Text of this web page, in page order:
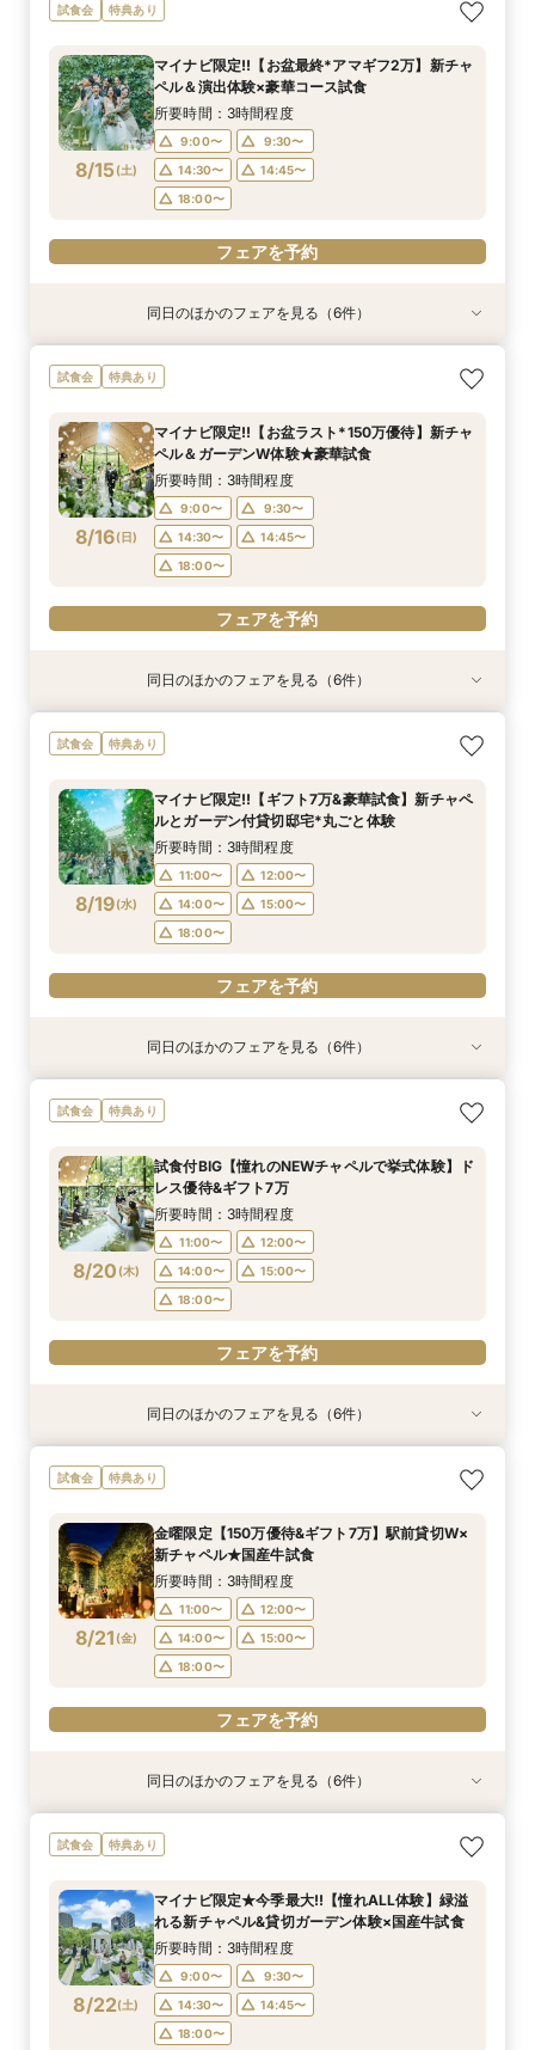
8/14(金)
【2件目以降の見学OK】貸切Wフル体験×豪華試
食×お見積り比較
11:00〜
12:00〜
14:00〜
15:00〜
18:00〜
フェアを予約
8/14(金)
即決ナシ★予算のリアル大公開！本番コーデ×ミ
シュラン試食体験
11:00〜
12:00〜
14:00〜
15:00〜
18:00〜
フェアを予約
8/14(金)
ギフト7万付【初めての見学に】全館ALL体験*見
積相談＆絶品試食
11:00〜
12:00〜
14:00〜
15:00〜
18:00〜
フェアを予約
8/14(金)
【お気軽◎オンライン相談会】スマホで簡単！豪
華10大特典付き
13:00〜
14:30〜
16:00〜
17:30〜
フェアを予約
8/14(金)
【10名から全館貸切OK】ミシュラン試食付*少
人数婚ALL体験
11:00〜
12:00〜
14:00〜
15:00〜
18:00〜
フェアを予約
8/14(金)
7万GIFT付【料理重視必見】豪華ミシュラン試食
×貸切邸宅W体験
11:00〜
12:00〜
14:00〜
15:00〜
18:00〜
フェアを予約
試食会 特典あり
8/15(土)
マイナビ限定!!【お盆最終*アマギフ2万】新チャ
ペル＆演出体験×豪華コース試食
所要時間：3時間程度
9:00〜
9:30〜
14:30〜
14:45〜
18:00〜
フェアを予約
特典あり 動画あり
8/15(土)
ギフト7万付【初めての見学に】全館ALL体験*見
積相談＆絶品試食
9:00〜
9:30〜
14:30〜
14:45〜
18:00〜
フェアを予約
特典あり
8/15(土)
即決ナシ★予算のリアル大公開！本番コーデ×ミ
シュラン試食体験
9:00〜
9:30〜
14:30〜
14:45〜
18:00〜
フェアを予約
特典あり
8/15(土)
【2件目以降の見学OK】貸切Wフル体験×豪華試
食×お見積り比較
9:00〜
9:30〜
14:30〜
14:45〜
18:00〜
フェアを予約
特典あり
8/15(土)
【10名から全館貸切OK】ミシュラン試食付*少
人数婚ALL体験
9:00〜
9:30〜
14:30〜
14:45〜
18:00〜
フェアを予約
特典あり
8/15(土)
7万GIFT付【料理重視必見】豪華ミシュラン試食
×貸切邸宅W体験
9:00〜
9:30〜
14:30〜
14:45〜
18:00〜
フェアを予約
8/15(土)
【お気軽◎オンライン相談会】スマホで簡単！豪
華10大特典付き
10:30〜
12:00〜
15:30〜
17:00〜
フェアを予約
同日のほかのフェアを見る（6件）
試食会 特典あり
8/16(日)
マイナビ限定!!【お盆ラスト*150万優待】新チャ
ペル＆ガーデンW体験★豪華試食
所要時間：3時間程度
9:00〜
9:30〜
14:30〜
14:45〜
18:00〜
フェアを予約
特典あり
8/16(日)
ギフト7万付【初めての見学に】全館ALL体験*見
積相談＆絶品試食
9:00〜
9:30〜
14:30〜
14:45〜
18:00〜
フェアを予約
特典あり
8/16(日)
即決ナシ★予算のリアル大公開！本番コーデ×ミ
シュラン試食体験
9:00〜
9:30〜
14:30〜
14:45〜
18:00〜
フェアを予約
特典あり
8/16(日)
【2件目以降の見学OK】貸切Wフル体験×豪華試
食×お見積り比較
9:00〜
9:30〜
14:30〜
14:45〜
18:00〜
フェアを予約
特典あり
8/16(日)
7万GIFT付【料理重視必見】豪華ミシュラン試食
×貸切邸宅W体験
9:00〜
9:30〜
14:30〜
14:45〜
18:00〜
フェアを予約
特典あり
8/16(日)
【10名から全館貸切OK】ミシュラン試食付*少
人数婚ALL体験
9:00〜
9:30〜
14:30〜
14:45〜
18:00〜
フェアを予約
8/16(日)
【お気軽◎オンライン相談会】スマホで簡単！豪
華10大特典付き
10:30〜
12:00〜
15:30〜
17:00〜
フェアを予約
同日のほかのフェアを見る（6件）
試食会 特典あり
8/19(水)
マイナビ限定!!【ギフト7万&豪華試食】新チャペ
ルとガーデン付貸切邸宅*丸ごと体験
所要時間：3時間程度
11:00〜
12:00〜
14:00〜
15:00〜
18:00〜
フェアを予約
特典あり
8/19(水)
【2件目以降の見学OK】貸切Wフル体験×豪華試
食×お見積り比較
11:00〜
12:00〜
14:00〜
15:00〜
18:00〜
フェアを予約
特典あり
8/19(水)
即決ナシ★予算のリアル大公開！本番コーデ×ミ
シュラン試食体験
11:00〜
12:00〜
14:00〜
15:00〜
18:00〜
フェアを予約
特典あり
8/19(水)
ギフト7万付【初めての見学に】全館ALL体験*見
積相談＆絶品試食
11:00〜
12:00〜
14:00〜
15:00〜
18:00〜
フェアを予約
8/19(水)
【お気軽◎オンライン相談会】スマホで簡単！豪
華10大特典付き
13:00〜
14:30〜
16:00〜
17:30〜
フェアを予約
特典あり
8/19(水)
【10名から全館貸切OK】ミシュラン試食付*少
人数婚ALL体験
11:00〜
12:00〜
14:00〜
15:00〜
18:00〜
フェアを予約
特典あり
8/19(水)
7万GIFT付【料理重視必見】豪華ミシュラン試食
×貸切邸宅W体験
11:00〜
12:00〜
14:00〜
15:00〜
18:00〜
フェアを予約
同日のほかのフェアを見る（6件）
試食会 特典あり
8/20 (木)
試食付BIG【憧れのNEWチャペルで挙式体験】ド
レス優待&ギフト7万
所要時間：3時間程度
11:00〜
12:00〜
14:00〜
15:00〜
18:00〜
フェアを予約
特典あり
8/20(木)
【2件目以降の見学OK】貸切Wフル体験×豪華試
食×お見積り比較
11:00〜
12:00〜
14:00〜
15:00〜
18:00〜
フェアを予約
特典あり
8/20(木)
即決ナシ★予算のリアル大公開！本番コーデ×ミ
シュラン試食体験
11:00〜
12:00〜
14:00〜
15:00〜
18:00〜
フェアを予約
特典あり
8/20(木)
ギフト7万付【初めての見学に】全館ALL体験*見
積相談＆絶品試食
11:00〜
12:00〜
14:00〜
15:00〜
18:00〜
フェアを予約
8/20(木)
【お気軽◎オンライン相談会】スマホで簡単！豪
華10大特典付き
13:00〜
14:30〜
16:00〜
17:30〜
フェアを予約
特典あり
8/20(木)
【10名から全館貸切OK】ミシュラン試食付*少
人数婚ALL体験
11:00〜
12:00〜
14:00〜
15:00〜
18:00〜
フェアを予約
特典あり
8/20(木)
7万GIFT付【料理重視必見】豪華ミシュラン試食
×貸切邸宅W体験
11:00〜
12:00〜
14:00〜
15:00〜
18:00〜
フェアを予約
同日のほかのフェアを見る（6件）
試食会 特典あり
8/21 (金)
金曜限定【150万優待&ギフト7万】駅前貸切W×
新チャペル★国産牛試食
所要時間：3時間程度
11:00〜
12:00〜
14:00〜
15:00〜
18:00〜
フェアを予約
特典あり
8/21(金)
【2件目以降の見学OK】貸切Wフル体験×豪華試
食×お見積り比較
11:00〜
12:00〜
14:00〜
15:00〜
18:00〜
フェアを予約
特典あり
8/21(金)
即決ナシ★予算のリアル大公開！本番コーデ×ミ
シュラン試食体験
11:00〜
12:00〜
14:00〜
15:00〜
18:00〜
フェアを予約
特典あり
8/21(金)
ギフト7万付【初めての見学に】全館ALL体験*見
積相談＆絶品試食
11:00〜
12:00〜
14:00〜
15:00〜
18:00〜
フェアを予約
8/21(金)
【お気軽◎オンライン相談会】スマホで簡単！豪
華10大特典付き
13:00〜
14:30〜
16:00〜
17:30〜
フェアを予約
特典あり
8/21(金)
【10名から全館貸切OK】ミシュラン試食付*少
人数婚ALL体験
11:00〜
12:00〜
14:00〜
15:00〜
18:00〜
フェアを予約
特典あり
8/21(金)
7万GIFT付【料理重視必見】豪華ミシュラン試食
×貸切邸宅W体験
11:00〜
12:00〜
14:00〜
15:00〜
18:00〜
フェアを予約
同日のほかのフェアを見る（6件）
試食会 特典あり
8/22(土)
マイナビ限定★今季最大!!【憧れALL体験】緑溢
れる新チャペル&貸切ガーデン体験×国産牛試食
所要時間：3時間程度
9:00〜
9:30〜
14:30〜
14:45〜
18:00〜